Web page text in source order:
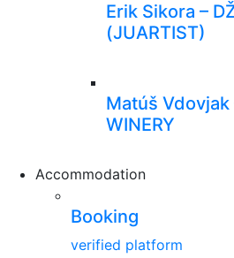
Erik Sikora –
(JUARTIST)
Matúš Vdovjak
WINERY
Accommodation
Booking
verified platform